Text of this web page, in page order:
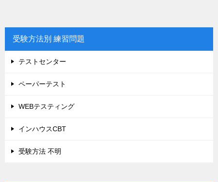
受験方法別 練習問題
テストセンター
ペーパーテスト
WEBテスティング
インハウスCBT
受験方法 不明